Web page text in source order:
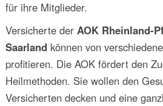
für ihre Mitglieder.
Versicherte der AOK Rheinland-
Saarland können von
profitieren. Die AOK fördert den
Heilmethoden. Sie wollen den
Versicherten decken und eine